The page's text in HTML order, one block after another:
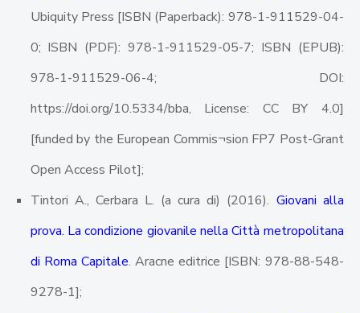
Ubiquity Press [ISBN (Paperback): 978-1-911529-04-
0; ISBN (PDF): 978-1-911529-05-7; ISBN (EPUB):
978-1-911529-06-4; DOI:
https://doi.org/10.5334/bba, License: CC BY 4.0]
[funded by the European Commis¬sion FP7 Post-Grant
Open Access Pilot];
Tintori A., Cerbara L. (a cura di) (2016). Giovani alla
prova. La condizione giovanile nella Città metropolitana
di Roma Capitale. Aracne editrice [ISBN: 978-88-548-
9278-1];